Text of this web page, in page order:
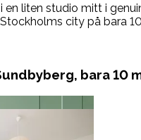
liten studio mitt i
city på bara
bara 10